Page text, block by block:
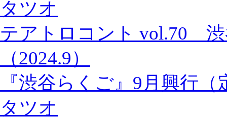
タツオ
テアトロコント vol.70
（2024.9）
『渋谷らくご』9月興行
タツオ